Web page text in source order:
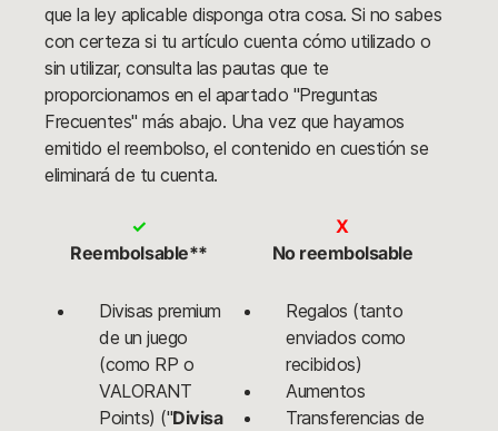
que la ley aplicable disponga otra cosa. Si no sabes
con certeza si tu artículo cuenta cómo utilizado o
sin utilizar, consulta las pautas que te
proporcionamos en el apartado "Preguntas
Frecuentes" más abajo. Una vez que hayamos
emitido el reembolso, el contenido en cuestión se
eliminará de tu cuenta.
✓
Reembolsable**
X
No reembolsable
Divisas premium
de un juego
(como RP o
VALORANT
Points) ("Divisa
Regalos (tanto
enviados como
recibidos)
Aumentos
Transferencias de